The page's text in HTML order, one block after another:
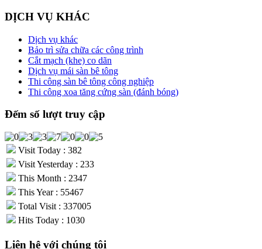
DỊCH VỤ KHÁC
Dịch vụ khác
Bảo trì sửa chữa các công trình
Cắt mạch (khe) co dãn
Dịch vụ mái sàn bê tông
Thi công sàn bê tông công nghiệp
Thi công xoa tăng cứng sàn (đánh bóng)
Đếm số lượt truy cập
Visit Today : 382
Visit Yesterday : 233
This Month : 2347
This Year : 55467
Total Visit : 337005
Hits Today : 1030
Liên hệ với chúng tôi